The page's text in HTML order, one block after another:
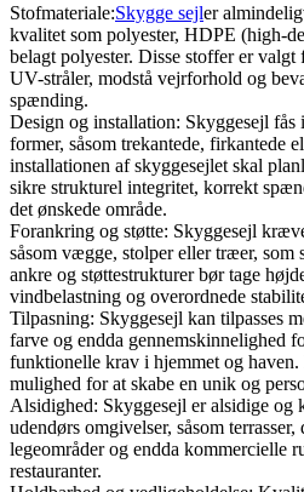
Stofmateriale:Skygge sejler
kvalitet som polyester, HDPE (high-
belagt polyester. Disse stoffer er
UV-stråler, modstå vejrforhold og
spænding.
Design og installation: Skyggesejl
former, såsom trekantede, firkantede
installationen af ​​skyggesejlet skal
sikre strukturel integritet, korrekt
det ønskede område.
Forankring og støtte: Skyggesejl
såsom vægge, stolper eller træer, som
ankre og støttestrukturer bør tage
vindbelastning og overordnede
Tilpasning: Skyggesejl kan tilpasses
farve og endda gennemskinnelighed
funktionelle krav i hjemmet og
mulighed for at skabe en unik og
Alsidighed: Skyggesejl er alsidige og
udendørs omgivelser, såsom
legeområder og endda kommercielle
restauranter.